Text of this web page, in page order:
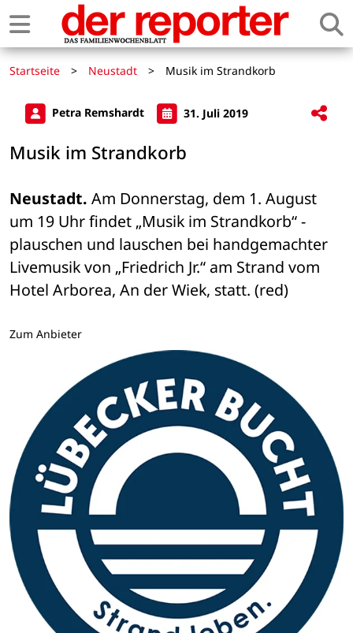
Startseite > Neustadt > Musik im Strandkorb
Petra Remshardt 31. Juli 2019
Musik im Strandkorb
Neustadt. Am Donnerstag, dem 1. August
um 19 Uhr findet „Musik im Strandkorb“ -
plauschen und lauschen bei handgemachter
Livemusik von „Friedrich Jr.“ am Strand vom
Hotel Arborea, An der Wiek, statt. (red)
Zum Anbieter